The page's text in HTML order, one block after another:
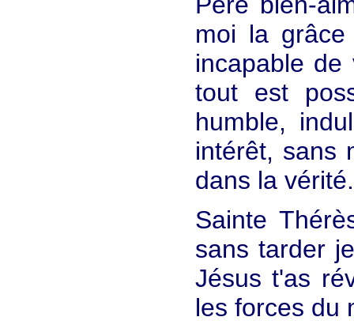
moi la
incapable
tout est
humble,
intérêt, sans
dans la vérité.
Sainte
sans tarder
Jésus t'as
les forces du